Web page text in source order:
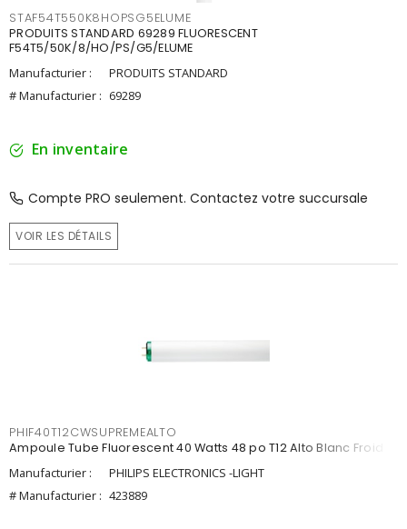
STAF54T550K8HOPSG5ELUME
PRODUITS STANDARD 69289 FLUORESCENT
F54T5/50K/8/HO/PS/G5/ELUME
Manufacturier :
PRODUITS STANDARD
# Manufacturier : 69289
En inventaire
Compte PRO seulement. Contactez votre succursale
VOIR LES DÉTAILS
PHIF40T12CWSUPREMEALTO
Ampoule Tube Fluorescent 40 Watts 48 po T12 Alto Blanc Froid
Manufacturier :
PHILIPS ELECTRONICS -LIGHT
# Manufacturier : 423889